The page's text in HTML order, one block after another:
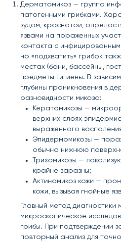
Дерматомикоз — группа
патогенными грибками.
зудом, краснотой,
язвами на пораженных
контакта с
но «подхватить» грибок
местах (бани, бассейны,
предметы гигиены. В
глубины проникновения в
разновидности микоза:
Кератомикозы —
верхних слоях
выраженного
Эпидермомикозы —
обычно нижнюю
Трихомикозы —
крайне заразны;
Актиномикоз кожи —
кожи, вызывая гнойные
Главный метод диагностики
микроскопическое
грибы. При подтверждении
повторный анализ для